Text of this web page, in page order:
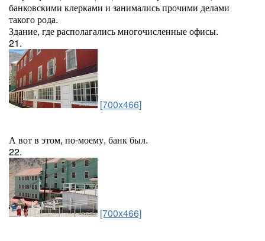
банковскими клерками и занимались прочими делами
такого рода.
Здание, где располагались многочисленные офисы.
21.
[700x466]
А вот в этом, по-моему, банк был.
22.
[700x466]